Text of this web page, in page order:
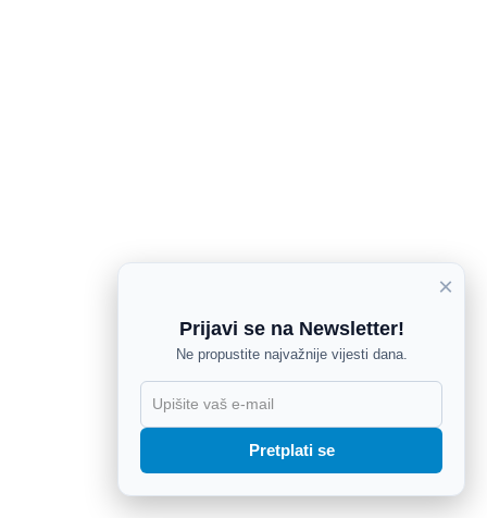
×
Prijavi se na Newsletter!
Ne propustite najvažnije vijesti dana.
Pretplati se